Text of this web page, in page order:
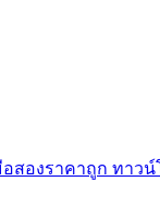
สองราคาถูก ทาว